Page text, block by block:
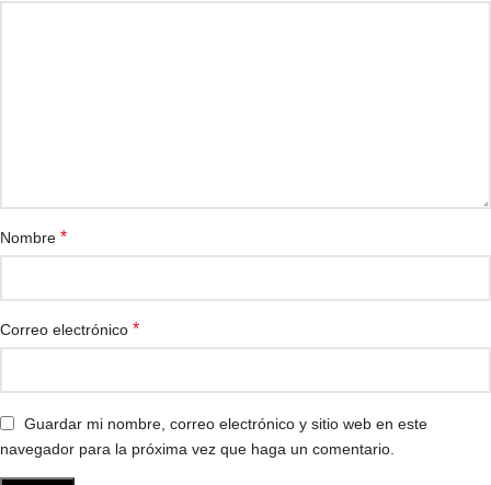
Nombre *
Correo electrónico *
Guardar mi nombre, correo electrónico y sitio web en este
navegador para la próxima vez que haga un comentario.